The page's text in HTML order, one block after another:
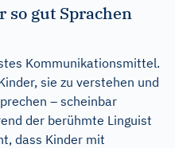
so gut Sprachen
Kommunikationsmittel.
sie zu verstehen und
– scheinbar
der berühmte Linguist
dass Kinder mit